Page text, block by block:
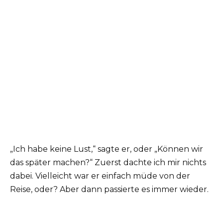
„Ich habe keine Lust,“ sagte er, oder „Können wir
das später machen?“ Zuerst dachte ich mir nichts
dabei. Vielleicht war er einfach müde von der
Reise, oder? Aber dann passierte es immer wieder.